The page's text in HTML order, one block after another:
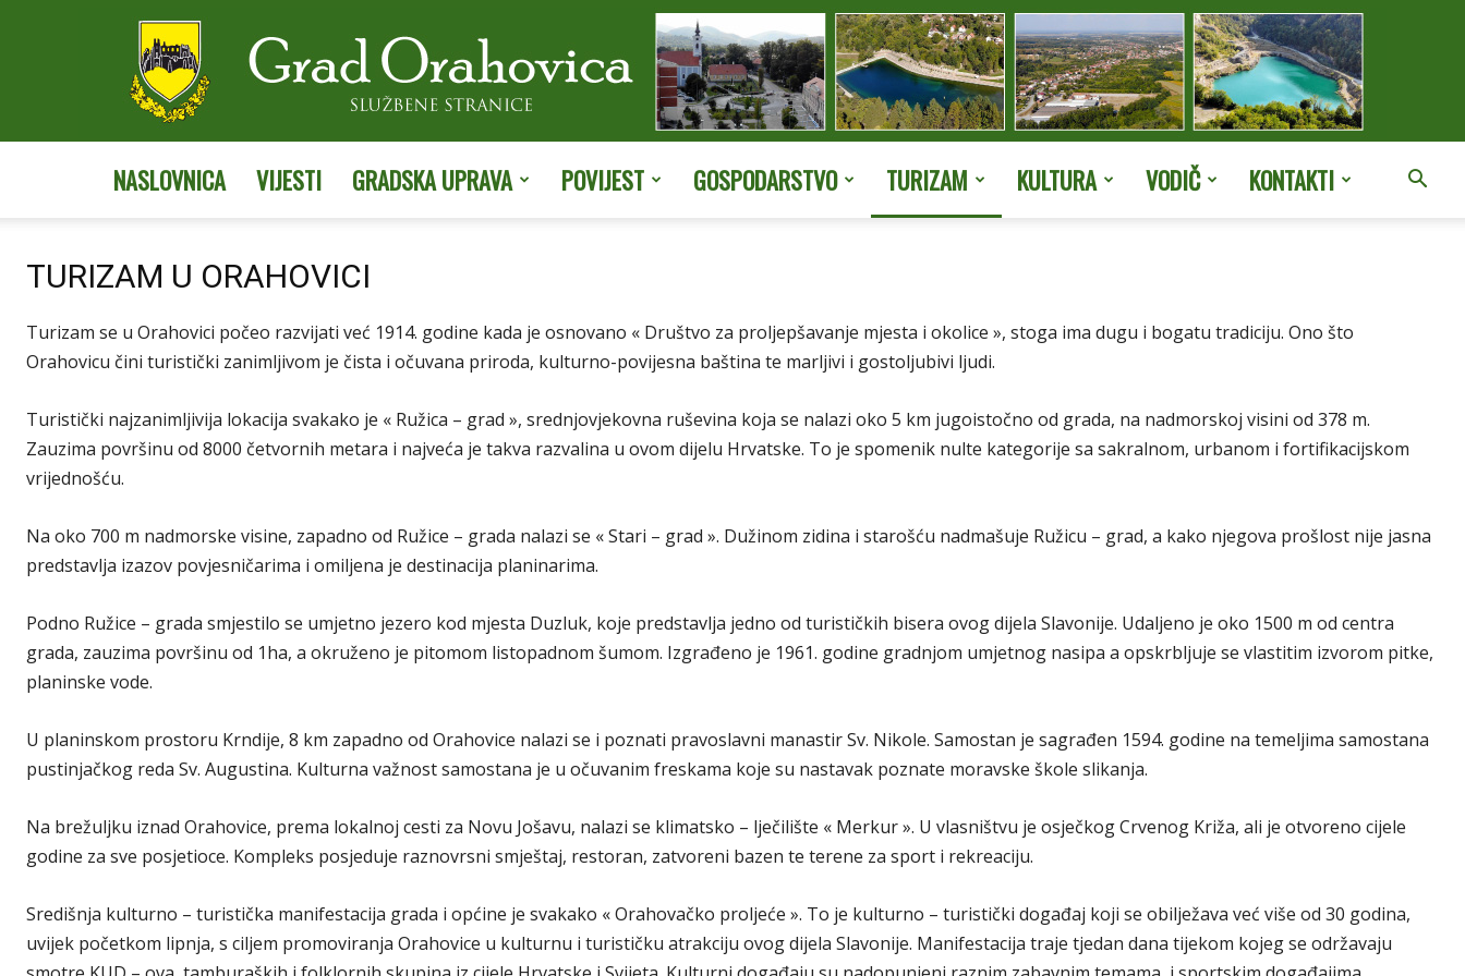
stranice
Orahovice
NASLOVNICA VIJESTI GRADSKA UPRAVA POVIJEST GOSPODARSTVO TURIZAM KULTURA VODIČ KONTAKTI
TURIZAM U ORAHOVICI
Turizam se u Orahovici počeo razvijati već 1914. godine kada je osnovano « Društvo za proljepšavanje mjesta i okolice », stoga ima dugu i bogatu tradiciju. Ono što
Orahovicu čini turistički zanimljivom je čista i očuvana priroda, kulturno-povijesna baština te marljivi i gostoljubivi ljudi.
Turistički najzanimljivija lokacija svakako je « Ružica – grad », srednjovjekovna ruševina koja se nalazi oko 5 km jugoistočno od grada, na nadmorskoj visini od 378 m.
Zauzima površinu od 8000 četvornih metara i najveća je takva razvalina u ovom dijelu Hrvatske. To je spomenik nulte kategorije sa sakralnom, urbanom i fortifikacijskom
vrijednošću.
Na oko 700 m nadmorske visine, zapadno od Ružice – grada nalazi se « Stari – grad ». Dužinom zidina i starošću nadmašuje Ružicu – grad, a kako njegova prošlost nije jasna
predstavlja izazov povjesničarima i omiljena je destinacija planinarima.
Podno Ružice – grada smjestilo se umjetno jezero kod mjesta Duzluk, koje predstavlja jedno od turističkih bisera ovog dijela Slavonije. Udaljeno je oko 1500 m od centra
grada, zauzima površinu od 1ha, a okruženo je pitomom listopadnom šumom. Izgrađeno je 1961. godine gradnjom umjetnog nasipa a opskrbljuje se vlastitim izvorom pitke,
planinske vode.
U planinskom prostoru Krndije, 8 km zapadno od Orahovice nalazi se i poznati pravoslavni manastir Sv. Nikole. Samostan je sagrađen 1594. godine na temeljima samostana
pustinjačkog reda Sv. Augustina. Kulturna važnost samostana je u očuvanim freskama koje su nastavak poznate moravske škole slikanja.
Na brežuljku iznad Orahovice, prema lokalnoj cesti za Novu Jošavu, nalazi se klimatsko – lječilište « Merkur ». U vlasništvu je osječkog Crvenog Križa, ali je otvoreno cijele
godine za sve posjetioce. Kompleks posjeduje raznovrsni smještaj, restoran, zatvoreni bazen te terene za sport i rekreaciju.
Središnja kulturno – turistička manifestacija grada i općine je svakako « Orahovačko proljeće ». To je kulturno – turistički događaj koji se obilježava već više od 30 godina,
uvijek početkom lipnja, s ciljem promoviranja Orahovice u kulturnu i turističku atrakciju ovog dijela Slavonije. Manifestacija traje tjedan dana tijekom kojeg se održavaju